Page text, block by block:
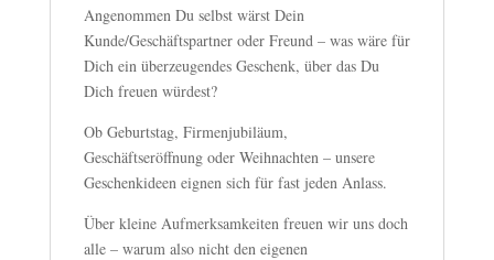
Angenommen Du selbst wärst Dein
Kunde/Geschäftspartner oder Freund – was wäre für
Dich ein überzeugendes Geschenk, über das Du
Dich freuen würdest?
Ob Geburtstag, Firmenjubiläum,
Geschäftseröffnung oder Weihnachten – unsere
Geschenkideen eignen sich für fast jeden Anlass.
Über kleine Aufmerksamkeiten freuen wir uns doch
alle – warum also nicht den eigenen